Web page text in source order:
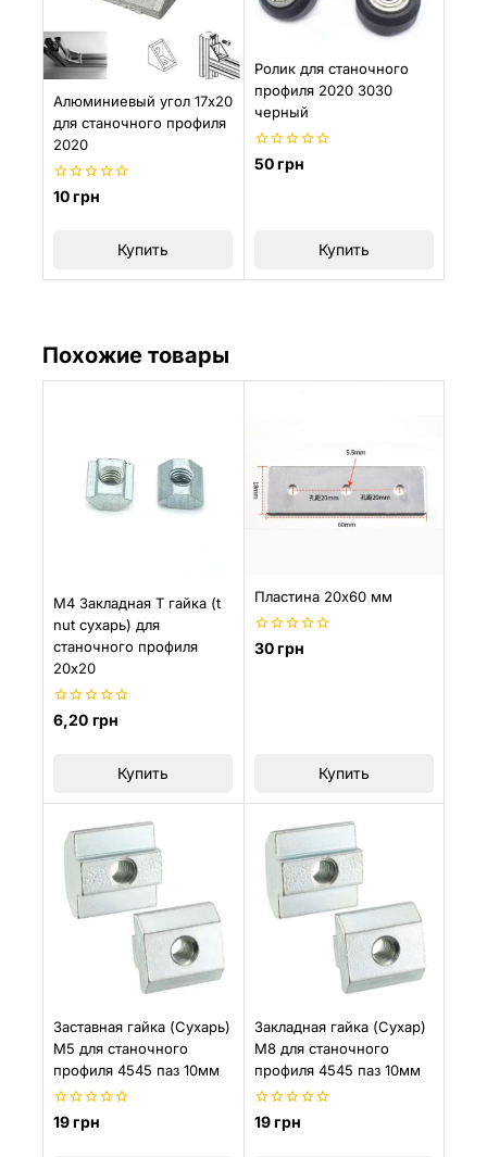
Алюминиевый угол 17х20
для станочного профиля
2020
0
10грн
Купить
Ролик для станочного
профиля 2020 3030
черный
0
из
50грн
Купить
Похожие товары
M4 Закладная Т гайка (t
nut сухарь) для
станочного профиля
20х20
0
из
6,20 грн
Купить
Пластина 20х60 мм
0
из
30грн
Купить
Заставная гайка (Сухарь)
М5 для станочного
профиля 4545 паз 10мм
0
из
19грн
Закладная гайка (Сухар)
М8 для станочного
профиля 4545 паз 10мм
0
из
19грн